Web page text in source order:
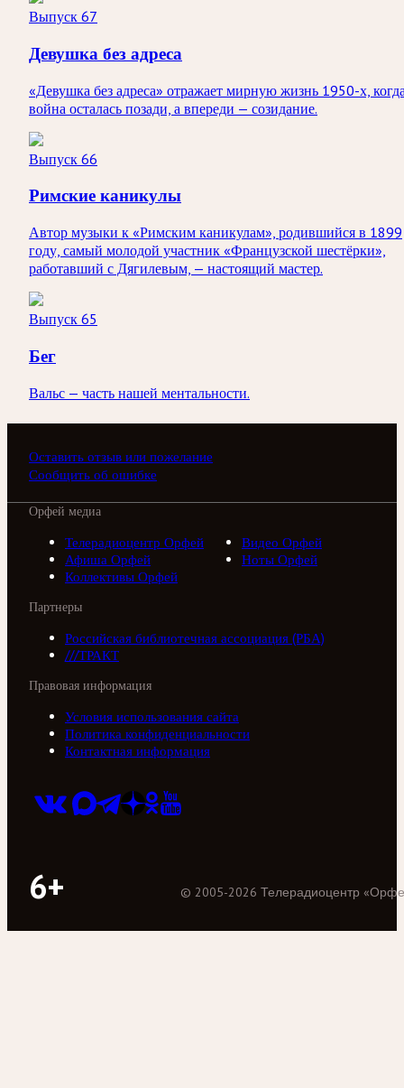
Выпуск 67
Девушка без адреса
«Девушка без адреса» отражает мирную жизнь 1950-х,
война осталась позади, а впереди — созидание.
Выпуск 66
Римские каникулы
Автор музыки к «Римским каникулам», родившийся в 1899
году, самый молодой участник «Французской шестёрки»,
работавший с Дягилевым, — настоящий мастер.
Выпуск 65
Бег
Вальс — часть нашей ментальности.
Оставить отзыв или пожелание
Сообщить об ошибке
Орфей медиа
Телерадиоцентр Орфей
Видео Орфей
Афиша Орфей
Ноты Орфей
Коллективы Орфей
Партнеры
Российская библиотечная ассоциация (РБА)
///ТРАКТ
Правовая информация
Условия использования сайта
Политика конфиденциальности
Контактная информация
6+ © 2005-2026 Телерадиоцентр